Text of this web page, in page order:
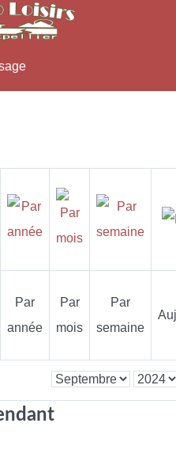
Par
année
Par
mois
Par
semaine